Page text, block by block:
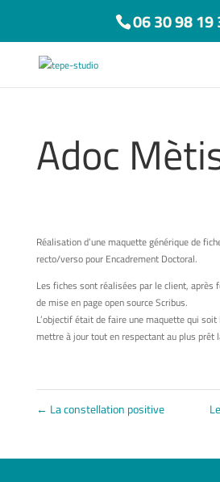
06 30 98 19
Adoc
Réalisation d’une maquette générique de
recto/verso pour Encadrement Doctoral.
Les fiches sont réalisées par le client, après
de mise en page open source Scribus.
L’objectif était de faire une maquette qui
mettre à jour tout en respectant au plus prêt
← La constellation positive